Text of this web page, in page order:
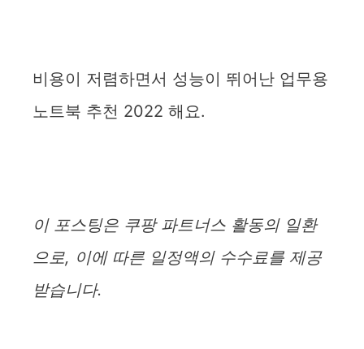
비용이 저렴하면서 성능이 뛰어난 업무용
노트북 추천 2022 해요.
이 포스팅은 쿠팡 파트너스 활동의 일환
으로, 이에 따른 일정액의 수수료를 제공
받습니다.